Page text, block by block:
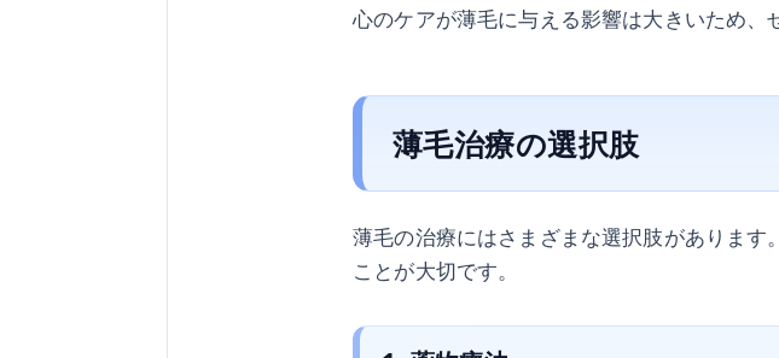
心のケアが薄毛に与える影響は大きいため、
薄毛治療の選択肢
薄毛の治療にはさまざまな選択肢がありま
ことが大切です。